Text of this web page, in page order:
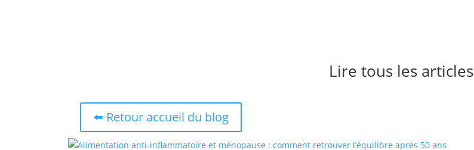
Lire tous les articles
⬅️ Retour accueil du blog